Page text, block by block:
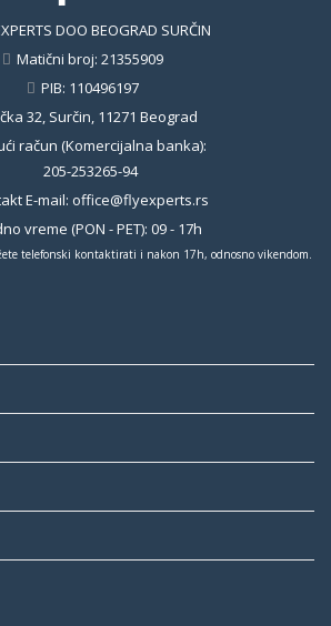
DOO BEOGRAD SURČIN
Matični broj: 21355909
PIB: 110496197
32, Surčin, 11271 Beograd
račun (Komercijalna banka):
205-253265-94
E-mail: office@flyexperts.rs
vreme (PON - PET): 09 - 17h
telefonski kontaktirati i nakon 17h, odnosno vikendom.